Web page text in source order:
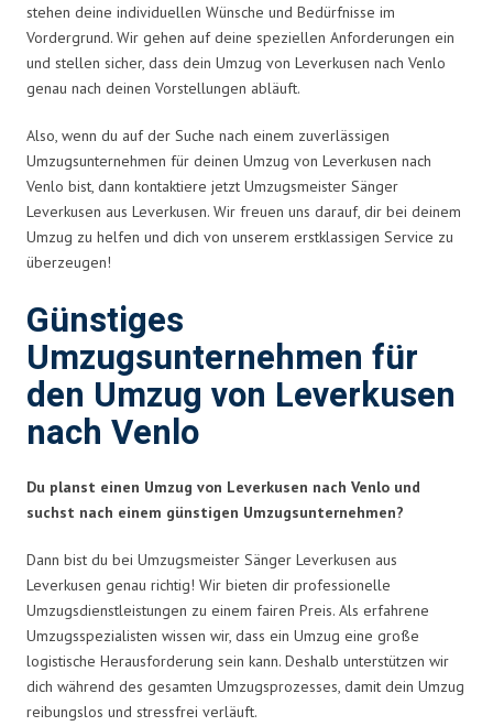
stehen deine individuellen Wünsche und Bedürfnisse im
Vordergrund. Wir gehen auf deine speziellen Anforderungen ein
und stellen sicher, dass dein Umzug von Leverkusen nach Venlo
genau nach deinen Vorstellungen abläuft.
Also, wenn du auf der Suche nach einem zuverlässigen
Umzugsunternehmen für deinen Umzug von Leverkusen nach
Venlo bist, dann kontaktiere jetzt Umzugsmeister Sänger
Leverkusen aus Leverkusen. Wir freuen uns darauf, dir bei deinem
Umzug zu helfen und dich von unserem erstklassigen Service zu
überzeugen!
Günstiges
Umzugsunternehmen für
den Umzug von Leverkusen
nach Venlo
Du planst einen Umzug von Leverkusen nach Venlo und
suchst nach einem günstigen Umzugsunternehmen?
Dann bist du bei Umzugsmeister Sänger Leverkusen aus
Leverkusen genau richtig! Wir bieten dir professionelle
Umzugsdienstleistungen zu einem fairen Preis. Als erfahrene
Umzugsspezialisten wissen wir, dass ein Umzug eine große
logistische Herausforderung sein kann. Deshalb unterstützen wir
dich während des gesamten Umzugsprozesses, damit dein Umzug
reibungslos und stressfrei verläuft.